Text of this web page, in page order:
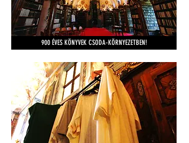
900 ÉVES KÖNYVEK CSODA-KÖRNYEZETBEN!